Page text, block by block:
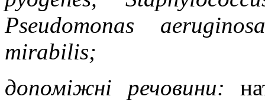
Pseudomonas
mirabilis;
допоміжні речовини: